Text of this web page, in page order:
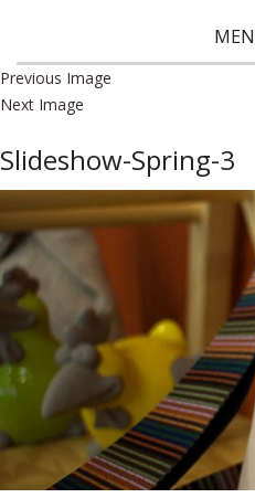
Previous Image
Next Image
Slideshow-Spring-3